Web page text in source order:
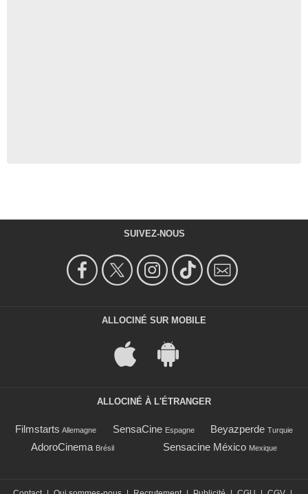
SUIVEZ-NOUS
ALLOCINÉ SUR MOBILE
ALLOCINÉ À L'ÉTRANGER
Filmstarts Allemagne SensaCine Espagne Beyazperde Turquie
AdoroCinema Brésil Sensacine México Mexique